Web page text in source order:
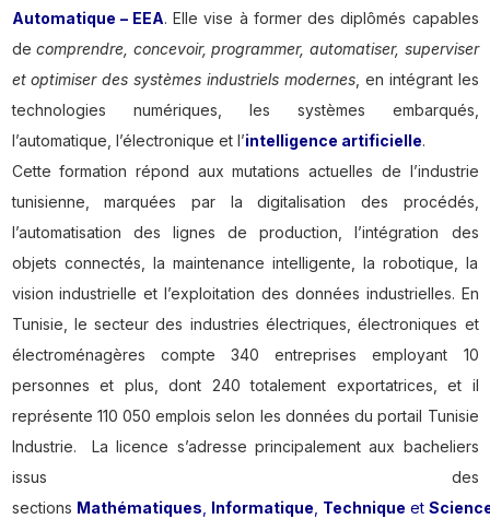
Automatique – EEA. Elle vise à former des diplômés capables
decomprendre, concevoir, programmer, automatiser, superviser
et optimiser des systèmes industriels modernes, en intégrant les
technologies numériques, les systèmes embarqués,
l’automatique, l’électronique et l’intelligence artificielle.
Cette formation répond aux mutations actuelles de l’industrie
tunisienne, marquées par la digitalisation des procédés,
l’automatisation des lignes de production, l’intégration des
objets connectés, la maintenance intelligente, la robotique, la
vision industrielle et l’exploitation des données industrielles. En
Tunisie, le secteur des industries électriques, électroniques et
électroménagères compte 340 entreprises employant 10
personnes et plus, dont 240 totalement exportatrices, et il
représente 110 050 emplois selon les données du portail Tunisie
Industrie. La licence s’adresse principalement aux bacheliers
issus des
sections Mathématiques Informatique Technique et